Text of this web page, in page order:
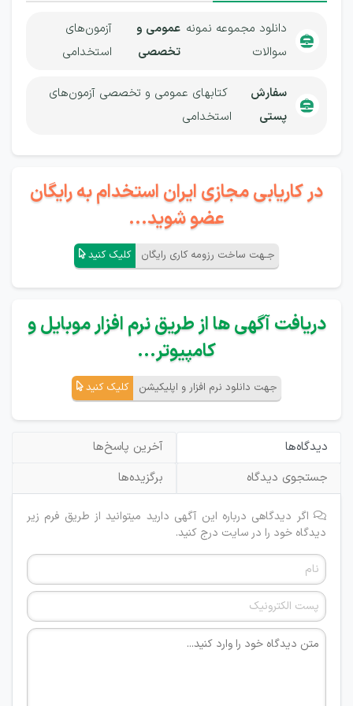
دانلود مجموعه نمونه
سوالات
عمومی و
تخصصی
آزمون‌های
استخدامی
سفارش
پستی
کتابهای عمومی و تخصصی آزمون‌های
استخدامی
در کاریابی مجازی ایران استخدام به رایگان
عضو شوید...
جـهت ساخت رزومه کاری رایگان کلیک کنید
دریافت آگهی ها از طریق نرم افزار موبایل و
کامپیوتر...
جهت دانلود نرم افزار و اپلیکیشن کلیک کنید
دیدگاه‌ها
آخرین پاسخ‌ها
جستجوی دیدگاه
برگزیده‌ها
اگر دیدگاهی درباره این آگهی دارید میتوانید از طریق فرم زیر
دیدگاه خود را در سایت درج کنید.